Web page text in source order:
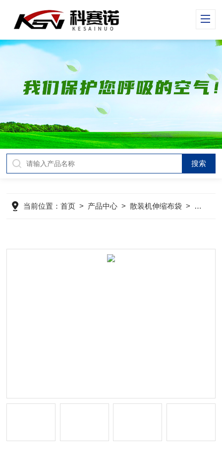
当前位置：首页 > 产品中心 >散装机伸缩布袋 > 装船机